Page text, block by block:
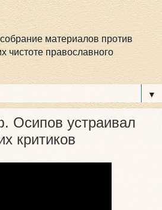
материалов против
чистоте православного
▼
Осипов устраивал
критиков